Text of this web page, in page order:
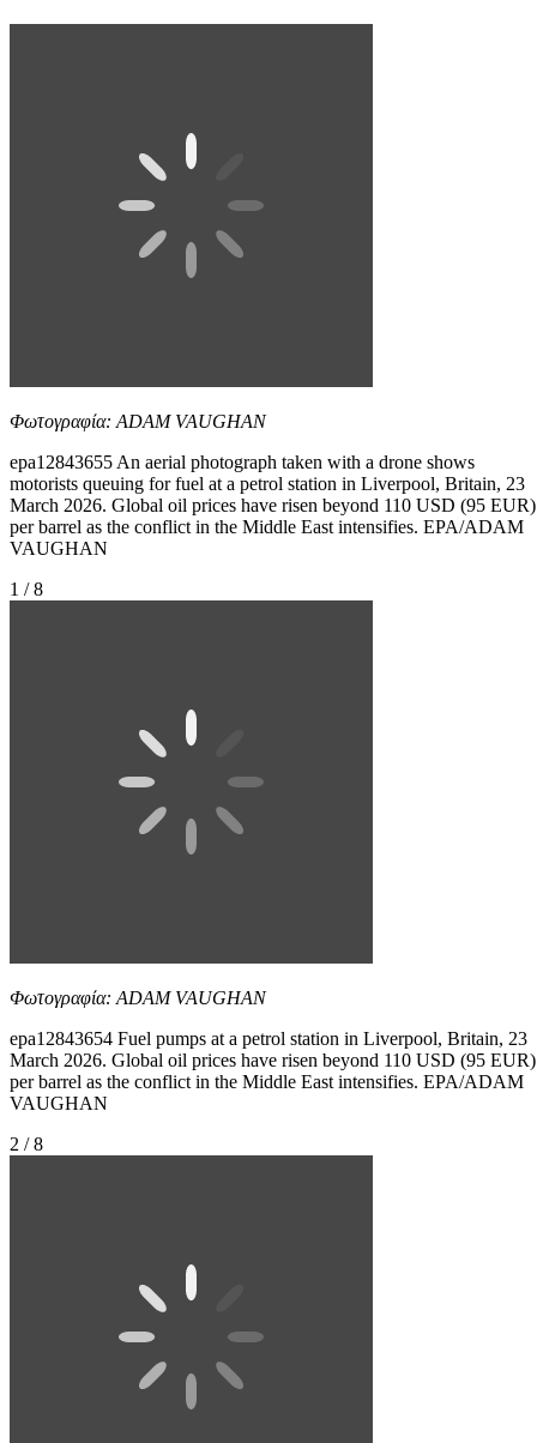
Φωτογραφία: ADAM VAUGHAN
epa12843655 An aerial photograph taken with a drone shows
motorists queuing for fuel at a petrol station in Liverpool, Britain, 23
March 2026. Global oil prices have risen beyond 110 USD (95 EUR)
per barrel as the conflict in the Middle East intensifies. EPA/ADAM
VAUGHAN
1 / 8
Φωτογραφία: ADAM VAUGHAN
epa12843654 Fuel pumps at a petrol station in Liverpool, Britain, 23
March 2026. Global oil prices have risen beyond 110 USD (95 EUR)
per barrel as the conflict in the Middle East intensifies. EPA/ADAM
VAUGHAN
2 / 8